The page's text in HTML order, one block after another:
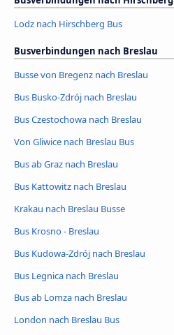
Lodz nach Hirschberg Bus
Busverbindungen nach Breslau
Busse von Bregenz nach Breslau
Bus Busko-Zdrój nach Breslau
Bus Czestochowa nach Breslau
Von Gliwice nach Breslau Bus
Bus ab Graz nach Breslau
Bus Kattowitz nach Breslau
Krakau nach Breslau Busse
Bus Krosno - Breslau
Bus Kudowa-Zdrój nach Breslau
Bus Legnica nach Breslau
Bus ab Lomza nach Breslau
London nach Breslau Bus